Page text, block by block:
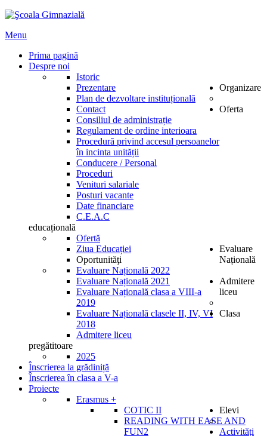
Menu
Prima pagină
Despre noi
Istoric
Prezentare
Plan de dezvoltare instituțională
Contact
Organizare
Consiliul de administrație
Regulament de ordine interioara
Procedură privind accesul persoanelor
în incinta unității
Conducere / Personal
Proceduri
Venituri salariale
Posturi vacante
Date financiare
C.E.A.C
Oferta
educațională
Ofertă
Ziua Educației
Oportunităţi
Evaluare
Națională
Evaluare Națională 2022
Evaluare Națională 2021
Evaluare Națională clasa a VIII-a
2019
Evaluare Națională clasele II, IV, VI
2018
Admitere
liceu
Admitere liceu
Clasa
pregătitoare
2025
Înscrierea la grădiniță
Înscrierea în clasa a V-a
Proiecte
Erasmus +
COTIC II
READING WITH EASE AND
FUN2
Elevi
Activități